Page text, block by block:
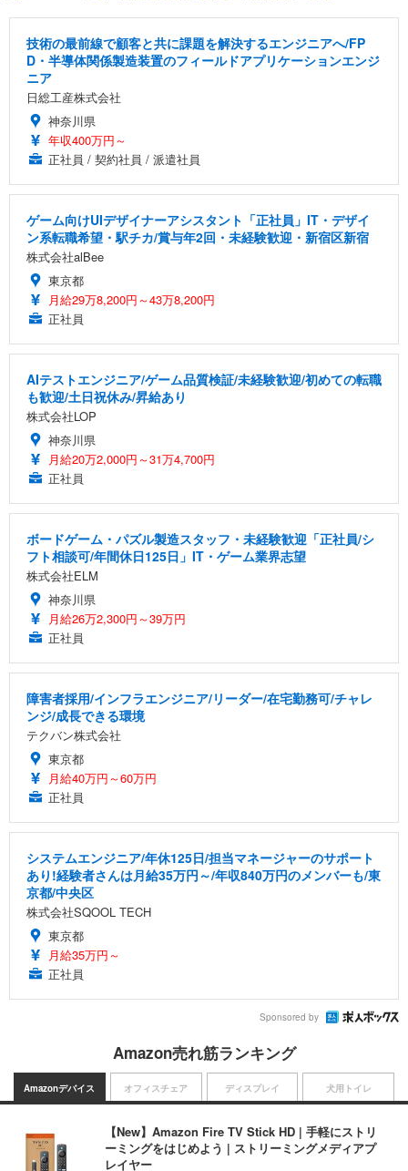
技術の最前線で顧客と共に課題を解決するエンジニアへ/FP
D・半導体関係製造装置のフィールドアプリケーションエンジ
ニア
日総工産株式会社
神奈川県
年収400万円～
正社員 / 契約社員 / 派遣社員
ゲーム向けUIデザイナーアシスタント「正社員」IT・デザイ
ン系転職希望・駅チカ/賞与年2回・未経験歓迎・新宿区新宿
株式会社alBee
東京都
月給29万8,200円～43万8,200円
正社員
AIテストエンジニア/ゲーム品質検証/未経験歓迎/初めての転職
も歓迎/土日祝休み/昇給あり
株式会社LOP
神奈川県
月給20万2,000円～31万4,700円
正社員
ボードゲーム・パズル製造スタッフ・未経験歓迎「正社員/シ
フト相談可/年間休日125日」IT・ゲーム業界志望
株式会社ELM
神奈川県
月給26万2,300円～39万円
正社員
障害者採用/インフラエンジニア/リーダー/在宅勤務可/チャレ
ンジ/成長できる環境
テクバン株式会社
東京都
月給40万円～60万円
正社員
システムエンジニア/年休125日/担当マネージャーのサポート
あり!経験者さんは月給35万円～/年収840万円のメンバーも/東
京都/中央区
株式会社SQOOL TECH
東京都
月給35万円～
正社員
Sponsored by
Amazon売れ筋ランキング
Amazonデバイス
【New】Amazon Fire TV Stick HD | 手軽にストリ
ーミングをはじめよう | ストリーミングメディアプ
レイヤー
オフィスチェア ディスプレイ 犬用トイレ